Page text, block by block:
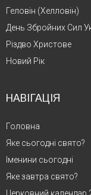
Геловін (Хелловін)
День Збройних Сил
Різдво Христове
Новий Рік
НАВІГАЦІЯ
Головна
Яке сьогодні свято?
Іменини сьогодні
Яке завтра свято?